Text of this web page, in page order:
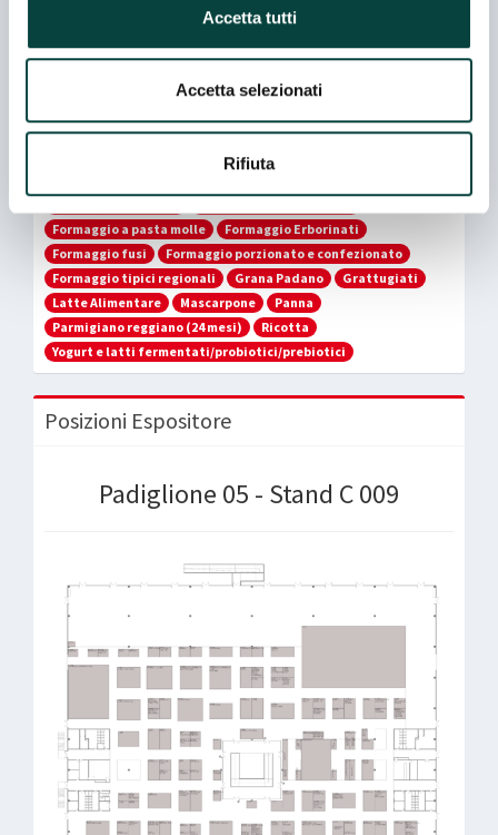
Accetta tutti
Accetta selezionati
Rifiuta
Altri formaggi a pasta dura e semidura
Formaggio a pasta molle
Formaggio Erborinati
Formaggio fusi
Formaggio porzionato e confezionato
Formaggio tipici regionali
Grana Padano
Grattugiati
Latte Alimentare
Mascarpone
Panna
Parmigiano reggiano (24 mesi)
Ricotta
Yogurt e latti fermentati/probiotici/prebiotici
Posizioni Espositore
Padiglione 05 - Stand C 009